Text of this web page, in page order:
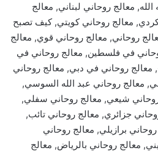
معالج روحاني لبناني, معالج
معالج روحاني كويتي, كيف تصبح
روحاني, معالج روحاني قوي, معالج
في فلسطين, معالج روحاني في
معالج روحاني في دبي, معالج روحاني
معالج روحاني عبد الله السوسي,
شيعي, معالج روحاني سفلي,
جزائري, معالج روحاني تائب,
برازيلي, معالج روحاني
معالج روحاني بالرياض, معالج